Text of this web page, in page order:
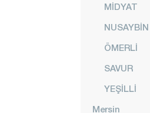
MİDYAT
NUSAYBİN
ÖMERLİ
SAVUR
YEŞİLLİ
Mersin